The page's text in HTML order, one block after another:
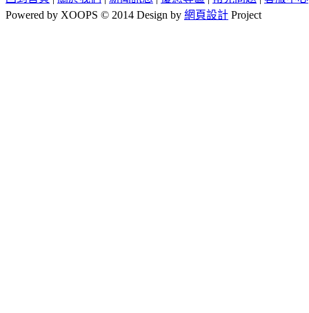
Powered by XOOPS © 2014 Design by 網頁設計 Project